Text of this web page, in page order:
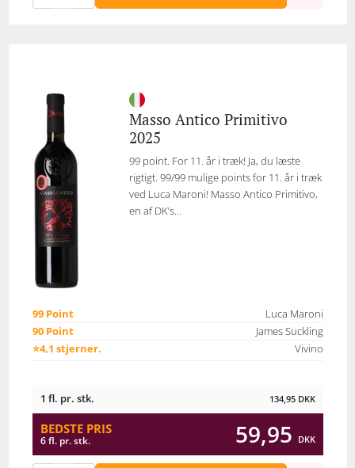
Masso Antico Primitivo
2025
99 point. For 11. år i træk! Ja, du læste
rigtigt. 99/99 mulige points for 11. år i træk
ved Luca Maroni! Masso Antico Primitivo,
en af DK’s...
99 Point
Luca Maroni
90 Point
James Suckling
⭐4,1 stjerner.
Vivino
1 fl. pr. stk. 134,95 DKK
BEDSTE PRIS
6 fl. pr. stk. 59,95 DKK